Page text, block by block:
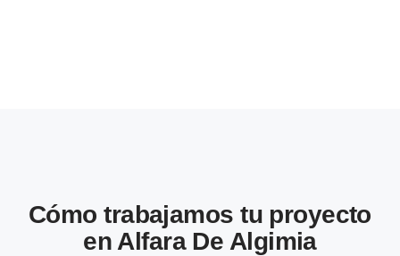
Cómo trabajamos tu proyecto
en Alfara De Algimia